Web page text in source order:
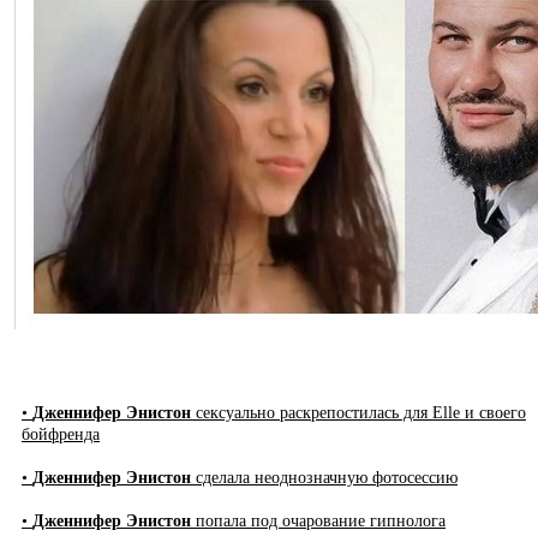
• Дженнифер Энистон сексуально раскрепостилась для Elle и своего
бойфренда
• Дженнифер Энистон сделала неоднозначную фотосессию
• Дженнифер Энистон попала под очарование гипнолога